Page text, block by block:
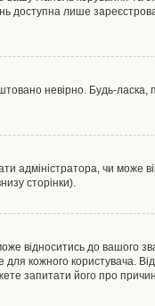
доступна лише
невірно. Будь-ласка,
адміністратора, чи може
сторінки).
до вашого
кожного користувача.
запитати його про